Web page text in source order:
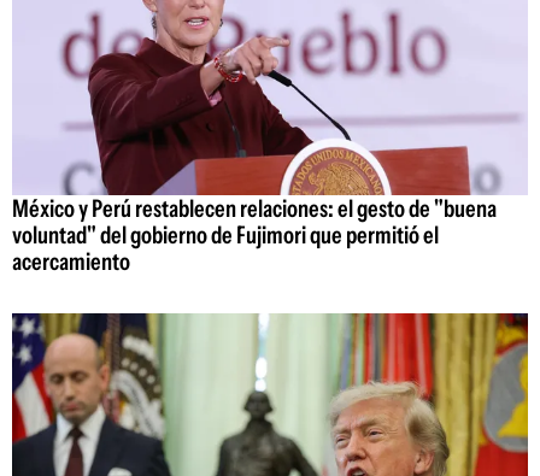
México y Perú restablecen relaciones: el gesto de "buena
voluntad" del gobierno de Fujimori que permitió el
acercamiento